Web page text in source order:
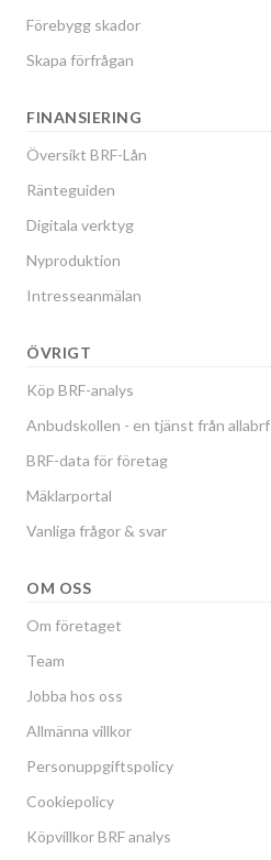
Förebygg skador
Skapa förfrågan
FINANSIERING
Översikt BRF-Lån
Ränteguiden
Digitala verktyg
Nyproduktion
Intresseanmälan
ÖVRIGT
Köp BRF-analys
Anbudskollen - en tjänst från allabrf
BRF-data för företag
Mäklarportal
Vanliga frågor & svar
OM OSS
Om företaget
Team
Jobba hos oss
Allmänna villkor
Personuppgiftspolicy
Cookiepolicy
Köpvillkor BRF analys